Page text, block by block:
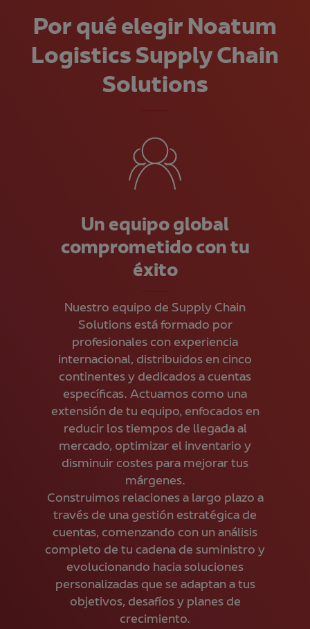
Por qué elegir Noatum
Logistics Supply Chain
Solutions
Un equipo global
comprometido con tu
éxito
Nuestro equipo de Supply Chain
Solutions está formado por
profesionales con experiencia
internacional, distribuidos en cinco
continentes y dedicados a cuentas
específicas. Actuamos como una
extensión de tu equipo, enfocados en
reducir los tiempos de llegada al
mercado, optimizar el inventario y
disminuir costes para mejorar tus
márgenes.
Construimos relaciones a largo plazo a
través de una gestión estratégica de
cuentas, comenzando con un análisis
completo de tu cadena de suministro y
evolucionando hacia soluciones
personalizadas que se adaptan a tus
objetivos, desafíos y planes de
crecimiento.